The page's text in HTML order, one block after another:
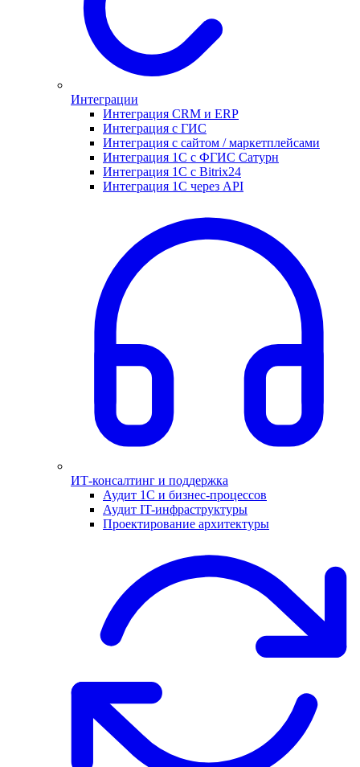
Интеграции
Интеграция CRM и ERP
Интеграция с ГИС
Интеграция с сайтом / маркетплейсами
Интеграция 1С с ФГИС Сатурн
Интеграция 1С с Bitrix24
Интеграция 1С через API
ИТ-консалтинг и поддержка
Аудит 1С и бизнес-процессов
Аудит IT-инфраструктуры
Проектирование архитектуры